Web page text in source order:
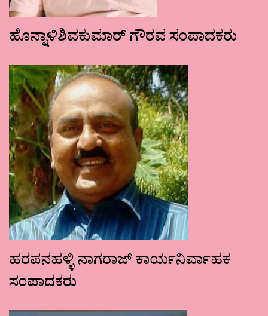
ಹೊನ್ನಾಳಿಶಿವಕುಮಾರ್ ಗೌರವ ಸಂಪಾದಕರು
ಹರಪನಹಳ್ಳಿ ನಾಗರಾಜ್ ಕಾರ್ಯನಿರ್ವಾಹಕ
ಸಂಪಾದಕರು